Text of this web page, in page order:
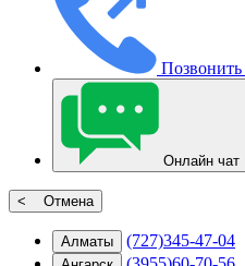
Позвонить
Онлайн чат
< Отмена
Алматы (727)345-47-04